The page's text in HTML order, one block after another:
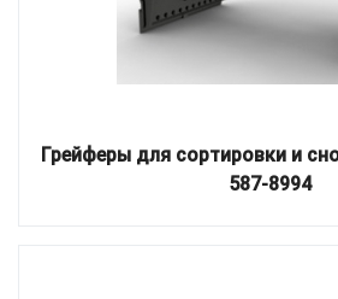
Грейферы для сортировки и
587-8994